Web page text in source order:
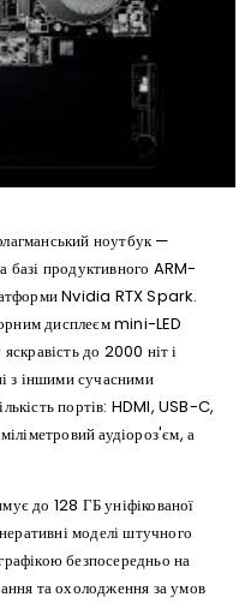
ноутбук —
продуктивного ARM-
Nvidia RTX Spark.
дисплеєм mini-LED
до 2000 ніт і
з іншими сучасними
портів: HDMI, USB-C,
аудіороз'єм, а
до 128 ГБ уніфікованої
моделі штучного
безпосередньо на
та охолодження за умов